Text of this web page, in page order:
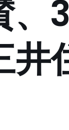
、
井